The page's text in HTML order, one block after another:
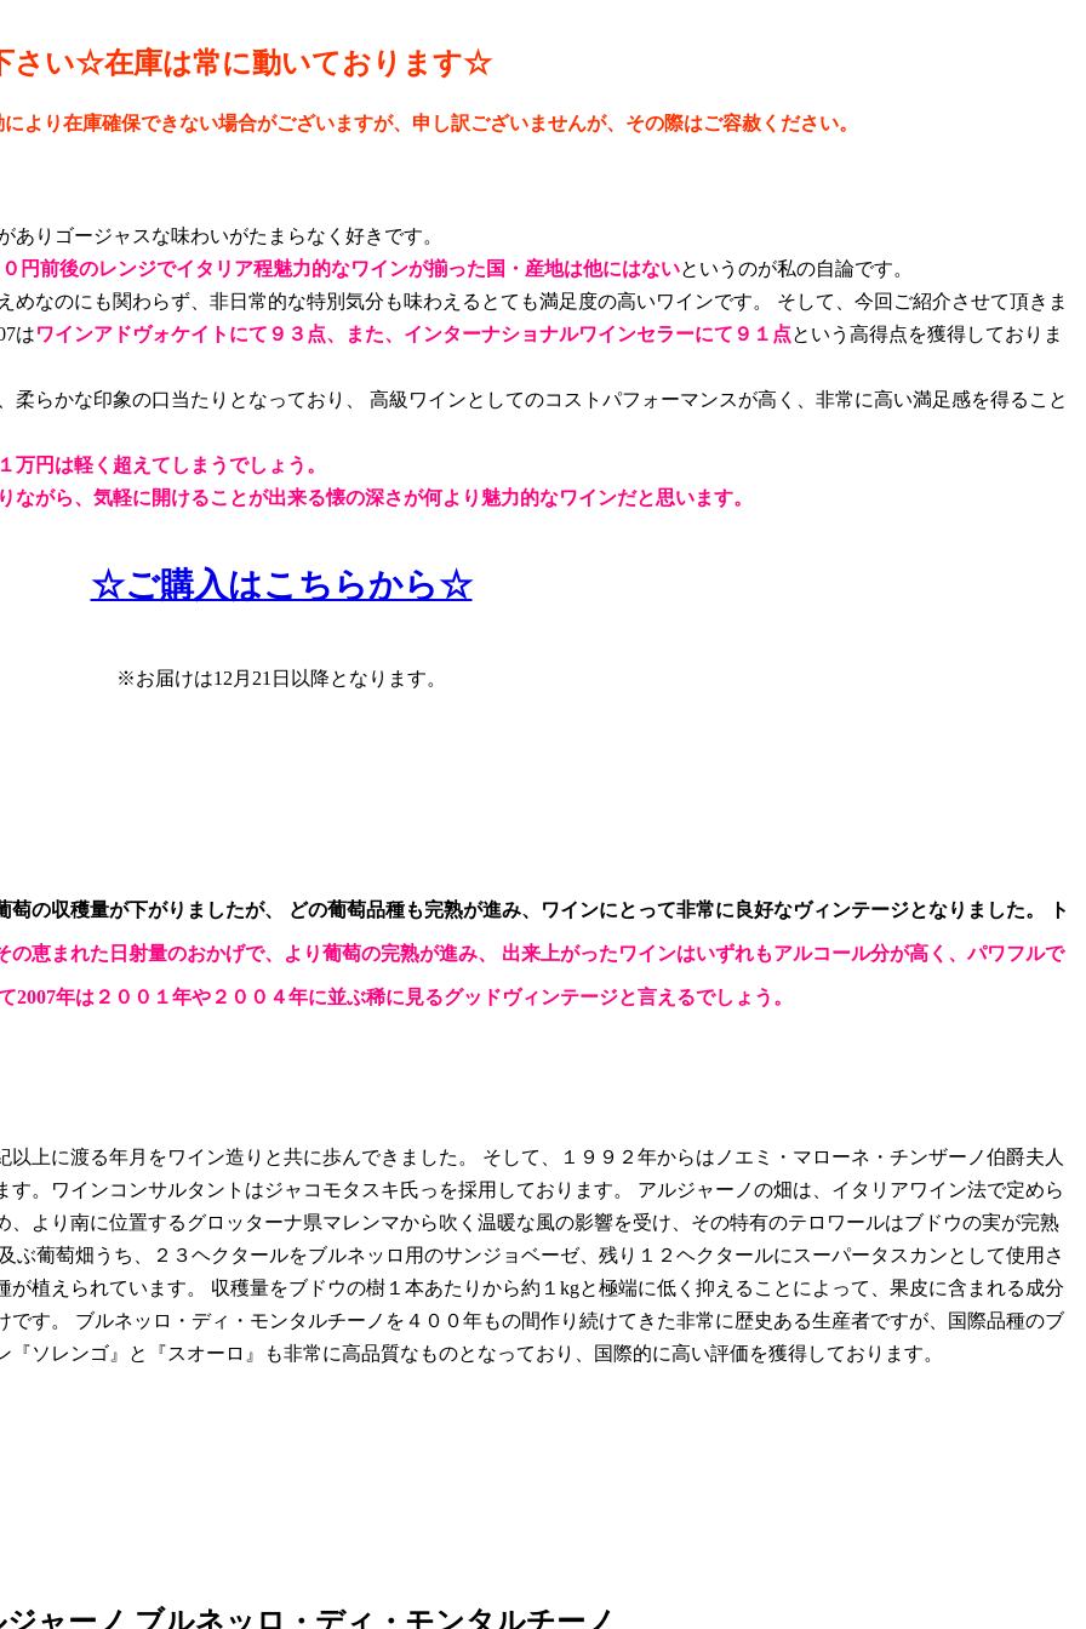
さい☆在庫は常に動いております☆
より在庫確保できない場合がございますが、申し訳ございませんが、その際はご容赦ください。
りゴージャスな味わいがたまらなく好きです。
円前後のレンジでイタリア程魅力的なワインが揃った国・産地は他にはないというのが私の自論です。
なのにも関わらず、非日常的な特別気分も味わえるとても満足度の高いワインです。 そして、今回ご紹介させて頂きま
はワインアドヴォケイトにて９３点、また、インターナショナルワインセラーにて９１点という高得点を獲得しておりま
らかな印象の口当たりとなっており、 高級ワインとしてのコストパフォーマンスが高く、非常に高い満足感を得ること
円は軽く超えてしまうでしょう。
がら、気軽に開けることが出来る懐の深さが何より魅力的なワインだと思います。
☆ご購入はこちらから☆
※お届けは12月21 日以降となります。
の収穫量が下がりましたが、 どの葡萄品種も完熟が進み、ワインにとって非常に良好なヴィンテージとなりました。 ト
の恵まれた日射量のおかげで、より葡萄の完熟が進み、 出来上がったワインはいずれもアルコール分が高く、パワフルで
年は２００１年や２００４年に並ぶ稀に見るグッドヴィンテージと言えるでしょう。
上に渡る年月をワイン造りと共に歩んできました。 そして、１９９２年からはノエミ・マローネ・チンザーノ伯爵夫人
。ワインコンサルタントはジャコモタスキ氏っを採用しております。 アルジャーノの畑は、イタリアワイン法で定めら
より南に位置するグロッターナ県マレンマから吹く温暖な風の影響を受け、その特有のテロワールはブドウの実が完熟
ぶ葡萄畑うち、２３ヘクタールをブルネッロ用のサンジョベーゼ、残り１２ヘクタールにスーパータスカンとして使用さ
植えられています。 収穫量をブドウの樹１本あたりから約１kgと極端に低く抑えることによって、果皮に含まれる成分
す。 ブルネッロ・ディ・モンタルチーノを４００年もの間作り続けてきた非常に歴史ある生産者ですが、国際品種のブ
ソレンゴ』と『スオーロ』も非常に高品質なものとなっており、国際的に高い評価を獲得しております。
ャーノ ブルネッロ・ディ・モンタルチーノ